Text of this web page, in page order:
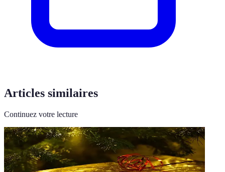
Articles similaires
Continuez votre lecture